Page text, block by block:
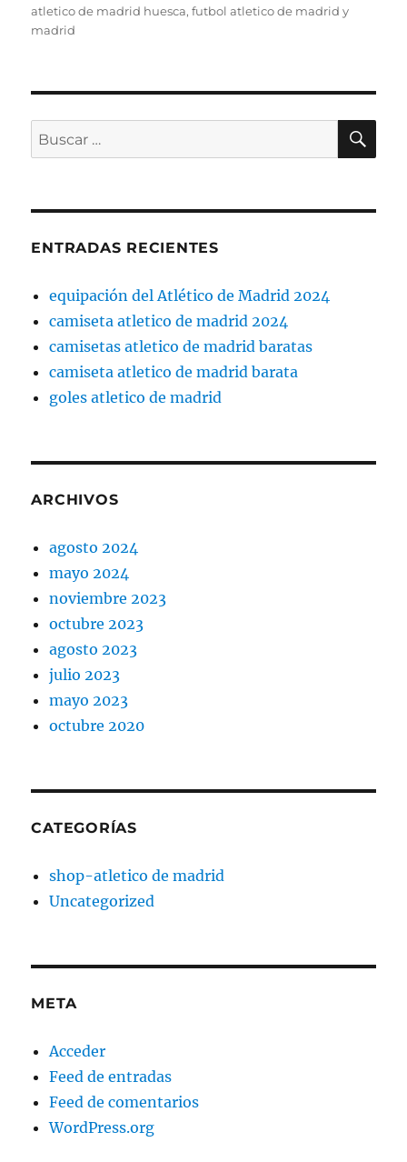
atletico de madrid huesca,futbol atletico de madrid y
madrid
Buscar
por:
ENTRADAS RECIENTES
equipación del Atlético de Madrid 2024
camiseta atletico de madrid 2024
camisetas atletico de madrid baratas
camiseta atletico de madrid barata
goles atletico de madrid
ARCHIVOS
agosto 2024
mayo 2024
noviembre 2023
octubre 2023
agosto 2023
julio 2023
mayo 2023
octubre 2020
CATEGORÍAS
shop-atletico de madrid
Uncategorized
META
Acceder
Feed de entradas
Feed de comentarios
WordPress.org